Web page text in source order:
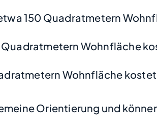
150 Quadratmetern
Wohnfläche
Wohnfläche
Orientierung und